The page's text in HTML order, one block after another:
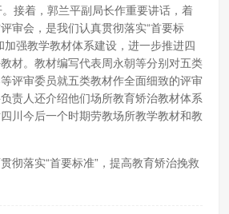
接着，郭兰平副局长作重要讲话，着
审会，是我们认真贯彻落实“首要标
强教学教材体系建设，进一步推进四
材。教材编写代表周永朝等分别对五类
评审委员就五类教材作全面细致的评审
责人还介绍他们场所教育矫治教材体系
川今后一个时期劳教场所教学教材和教
落实“首要标准”，提高教育矫治挽救